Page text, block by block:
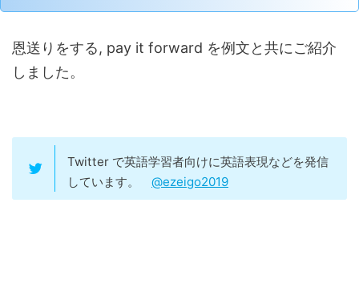
恩送りをする, pay it forward を例文と共にご紹介
しました。
Twitter で英語学習者向けに英語表現などを発信
しています。 @ezeigo2019